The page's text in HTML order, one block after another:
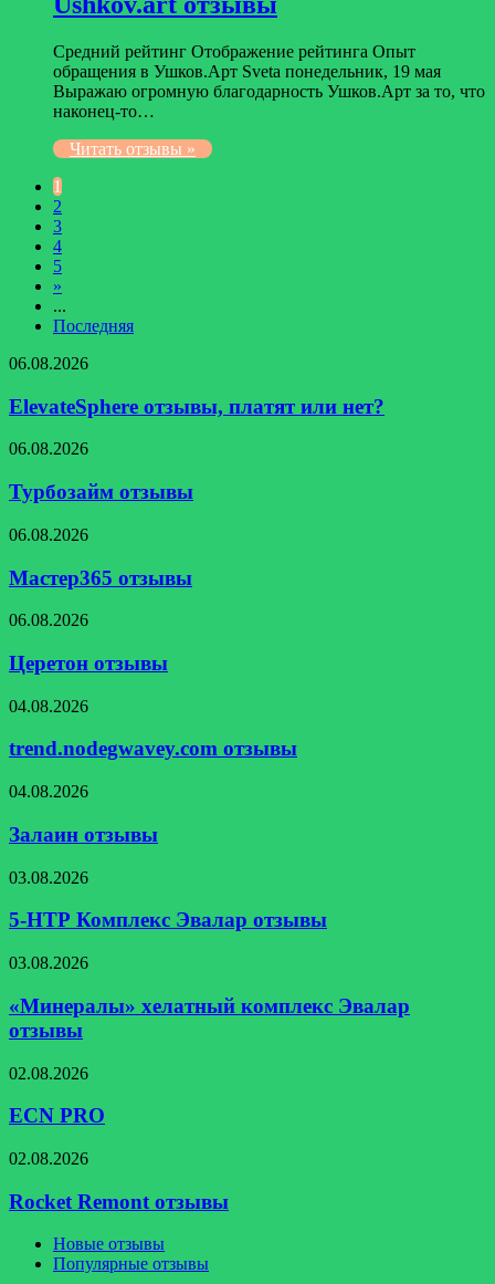
Средний рейтинг Отображение рейтинга Опыт
обращения в Ушков.Арт Sveta понедельник, 19 мая
Выражаю огромную благодарность Ушков.Арт за то, что
наконец-то…
Читать отзывы »
1
2
3
4
5
»
...
Последняя
ElevateSphere
платят
или
нет?
06.08.2026
ElevateSphere отзывы, платят или нет?
Турбозайм
06.08.2026
Турбозайм отзывы
Мастер365
06.08.2026
Мастер365 отзывы
Церетон
06.08.2026
Церетон отзывы
trend.nodegwavey.com
04.08.2026
trend.nodegwavey.com отзывы
Залаин
04.08.2026
Залаин отзывы
5-
Комплекс
отзывы
03.08.2026
5-НТР Комплекс Эвалар отзывы
«Минералы»
комплекс
Эвалар
отзывы
03.08.2026
«Минералы» хелатный комплекс Эвалар
отзывы
ECN
02.08.2026
ECN PRO
Rocket
отзывы
02.08.2026
Rocket Remont отзывы
Новые отзывы
Популярные отзывы